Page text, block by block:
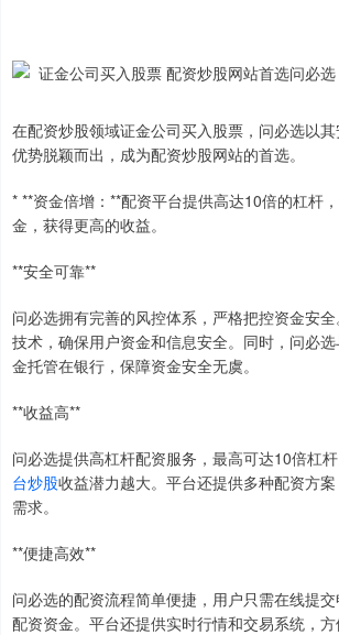
在配资炒股领域证金公司买入股票，问必选以
优势脱颖而出，成为配资炒股网站的首选。
* **资金倍增：**配资平台提供高达10倍的杠杆
金，获得更高的收益。
**安全可靠**
问必选拥有完善的风控体系，严格把控资金安
技术，确保用户资金和信息安全。同时，问必
金托管在银行，保障资金安全无虞。
**收益高**
问必选提供高杠杆配资服务，最高可达10倍杠杆
台炒股收益潜力越大。平台还提供多种配资方
需求。
**便捷高效**
问必选的配资流程简单便捷，用户只需在线提
配资资金。平台还提供实时行情和交易系统，